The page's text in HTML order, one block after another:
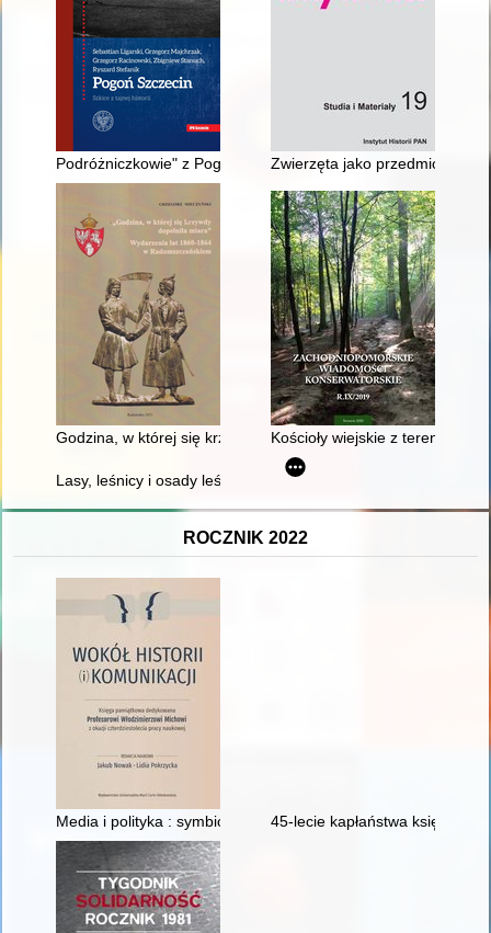
Podróżniczkowie" z Pogoni Zwierzęta jako przedmiot
Godzina, w której się krzywdy dopełniła miara" : wydarzenia
Kościoły wiejskie z terenu
Lasy, leśnicy i osady leśne w konspiracji zbrojnej i ruchu
ROCZNIK 2022
Media i polityka : symbioza procesu komunikowania
45-lecie kapłaństwa księdza